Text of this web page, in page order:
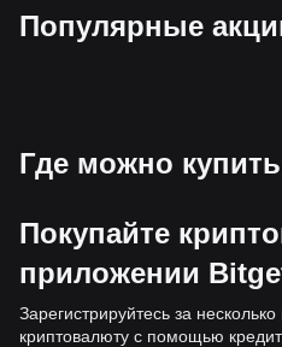
Популярные
Где можно
Покупайте
приложении
Зарегистрируйтесь за
криптовалюту с помощью